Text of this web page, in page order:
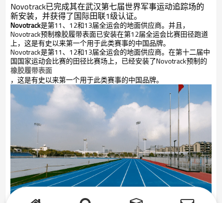
Novotrack已完成其在武汉第七届世界军事运动追踪场的
新安装，并获得了国际田联1级认证。
Novotrack是第11、12和13届全运会的地面供应商。并且，
Novotrack预制橡胶履带表面已安装在第12届全运会比赛田径跑道
上，这是有史以来第一个用于此类赛事的中国品牌。
Novotrack是第11、12和13届全运会的地面供应商。在第十二届中
国国家运动会比赛的田径比赛场上，已经安装了Novotrack预制的
橡胶履带表面
，这是有史以来第一个用于此类赛事的中国品牌。